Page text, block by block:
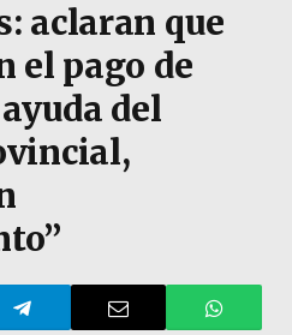
aclaran que
el pago de
del